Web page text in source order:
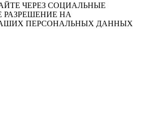
ЧЕРЕЗ СОЦИАЛЬНЫЕ
РАЗРЕШЕНИЕ НА
ПЕРСОНАЛЬНЫХ ДАННЫХ